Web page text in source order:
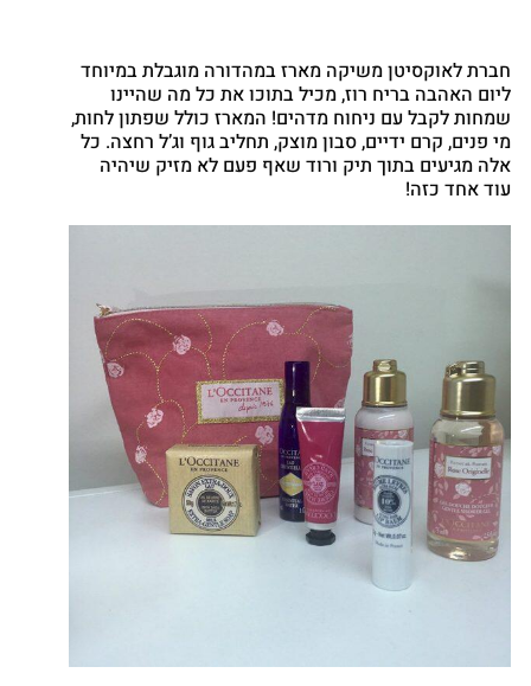
חברת לאוקסיטן משיקה מארז במהדורה מוגבלת במיוחד
ליום האהבה בריח רוז, מכיל בתוכו את כל מה שהיינו
שמחות לקבל עם ניחוח מדהים! המארז כולל שפתון לחות,
מי פנים, קרם ידיים, סבון מוצק, תחליב גוף וג’ל רחצה. כל
אלה מגיעים בתוך תיק ורוד שאף פעם לא מזיק שיהיה
עוד אחד כזה!